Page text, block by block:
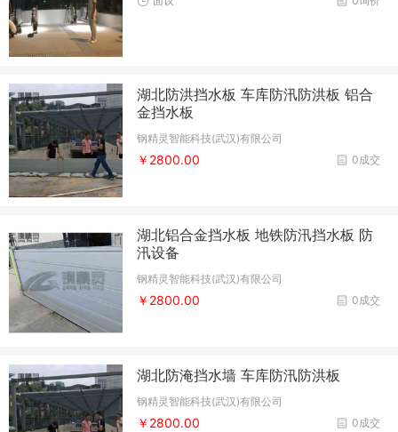
湖北防洪挡水板 车库防汛防洪板 铝合
金挡水板
钢精灵智能科技(武汉)有限公司
0成交
￥2800.00
湖北铝合金挡水板 地铁防汛挡水板 防
汛设备
钢精灵智能科技(武汉)有限公司
0成交
￥2800.00
湖北防淹挡水墙 车库防汛防洪板
钢精灵智能科技(武汉)有限公司
0成交
￥2800.00